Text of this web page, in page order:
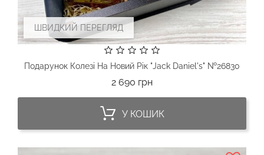
ШВИДКИЙ ПЕРЕГЛЯД
Подарунок Колезі На Новий Рік "Jack Daniel's" №26830
2 690 грнЦіна
У КОШИК